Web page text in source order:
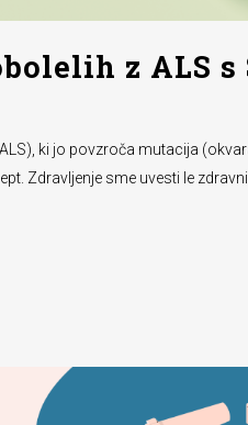
z ALS s
ki jo povzroča mutacija
Zdravljenje sme uvesti le